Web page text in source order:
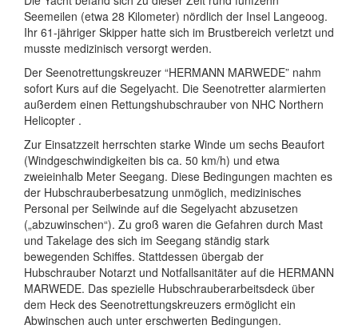
Seemeilen (etwa 28 Kilometer) nördlich der Insel Langeoog.
Ihr 61-jähriger Skipper hatte sich im Brustbereich verletzt und
musste medizinisch versorgt werden.
Der Seenotrettungskreuzer “HERMANN MARWEDE” nahm
sofort Kurs auf die Segelyacht. Die Seenotretter alarmierten
außerdem einen Rettungshubschrauber von NHC Northern
Helicopter .
Zur Einsatzzeit herrschten starke Winde um sechs Beaufort
(Windgeschwindigkeiten bis ca. 50 km/h) und etwa
zweieinhalb Meter Seegang. Diese Bedingungen machten es
der Hubschrauberbesatzung unmöglich, medizinisches
Personal per Seilwinde auf die Segelyacht abzusetzen
(„abzuwinschen“). Zu groß waren die Gefahren durch Mast
und Takelage des sich im Seegang ständig stark
bewegenden Schiffes. Stattdessen übergab der
Hubschrauber Notarzt und Notfallsanitäter auf die HERMANN
MARWEDE. Das spezielle Hubschrauberarbeitsdeck über
dem Heck des Seenotrettungskreuzers ermöglicht ein
Abwinschen auch unter erschwerten Bedingungen.